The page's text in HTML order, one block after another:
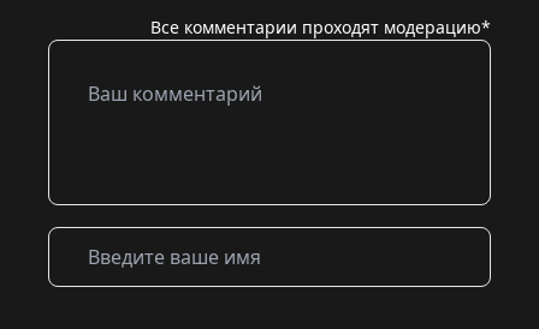
Все комментарии проходят модерацию*